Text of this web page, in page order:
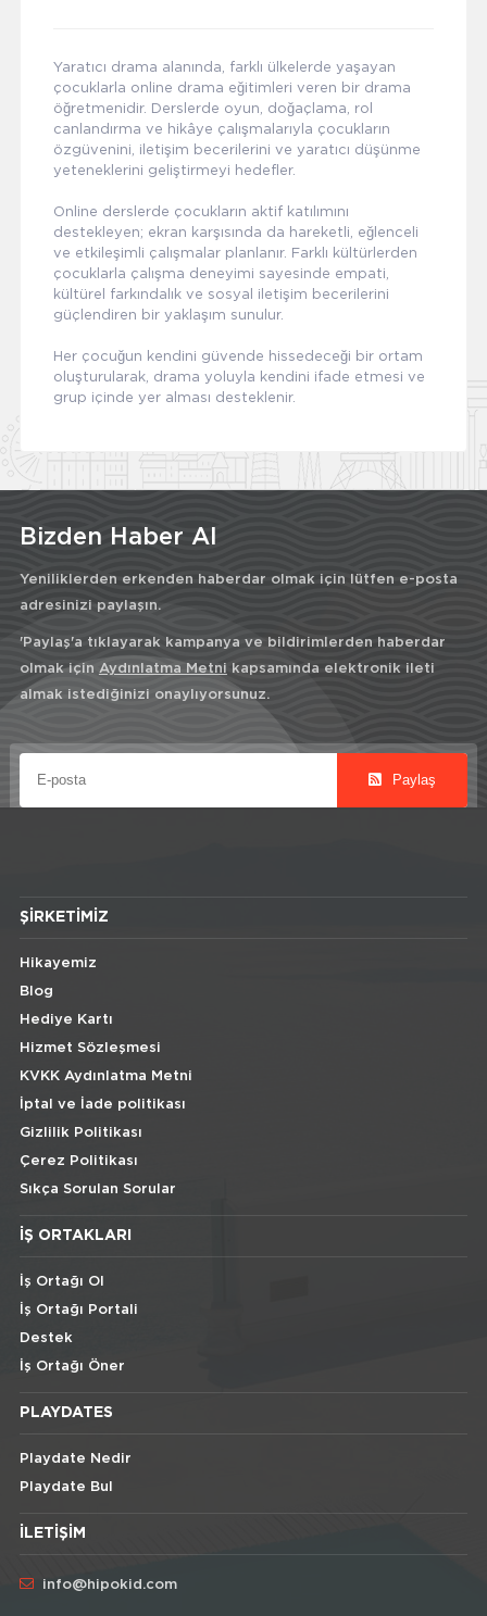
Yaratıcı drama alanında, farklı ülkelerde yaşayan
çocuklarla online drama eğitimleri veren bir drama
öğretmenidir. Derslerde oyun, doğaçlama, rol
canlandırma ve hikâye çalışmalarıyla çocukların
özgüvenini, iletişim becerilerini ve yaratıcı düşünme
yeteneklerini geliştirmeyi hedefler.
Online derslerde çocukların aktif katılımını
destekleyen; ekran karşısında da hareketli, eğlenceli
ve etkileşimli çalışmalar planlanır. Farklı kültürlerden
çocuklarla çalışma deneyimi sayesinde empati,
kültürel farkındalık ve sosyal iletişim becerilerini
güçlendiren bir yaklaşım sunulur.
Her çocuğun kendini güvende hissedeceği bir ortam
oluşturularak, drama yoluyla kendini ifade etmesi ve
grup içinde yer alması desteklenir.
Bizden Haber Al
Yeniliklerden erkenden haberdar olmak için lütfen e-posta
adresinizi paylaşın.
'Paylaş'a tıklayarak kampanya ve bildirimlerden haberdar
olmak için Aydınlatma Metni kapsamında elektronik ileti
almak istediğinizi onaylıyorsunuz.
Paylaş
ŞIRKETIMIZ
Hikayemiz
Blog
Hediye Kartı
Hizmet Sözleşmesi
KVKK Aydınlatma Metni
İptal ve İade politikası
Gizlilik Politikası
Çerez Politikası
Sıkça Sorulan Sorular
İŞ ORTAKLARI
İş Ortağı Ol
İş Ortağı Portali
Destek
İş Ortağı Öner
PLAYDATES
Playdate Nedir
Playdate Bul
İLETIŞIM
info@hipokid.com